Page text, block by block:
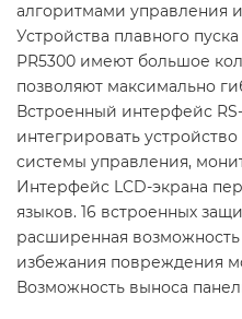
алгоритмами управления
Устройства плавного
PR5300 имеют большое
позволяют максимально
Встроенный интерфейс
интегрировать
системы управления,
Интерфейс LCD-экрана
языков. 16 встроенных
расширенная
избежания повреждения
Возможность выноса